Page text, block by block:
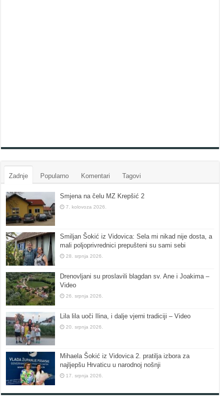
Zadnje Popularno Komentari Tagovi
Smjena na čelu MZ Krepšić 2
7. kolovoza 2026.
Smiljan Šokić iz Vidovica: Sela mi nikad nije dosta, a
mali poljoprivrednici prepušteni su sami sebi
28. srpnja 2026.
Drenovljani su proslavili blagdan sv. Ane i Joakima –
Video
26. srpnja 2026.
Lila lila uoči Ilina, i dalje vjerni tradiciji – Video
20. srpnja 2026.
Mihaela Šokić iz Vidovica 2. pratilja izbora za
najljepšu Hrvaticu u narodnoj nošnji
17. srpnja 2026.